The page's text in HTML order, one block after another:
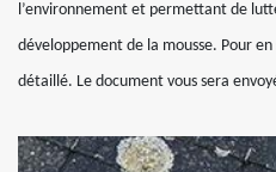
l’environnement et permettant de
développement de la mousse. Pour
détaillé. Le document vous sera